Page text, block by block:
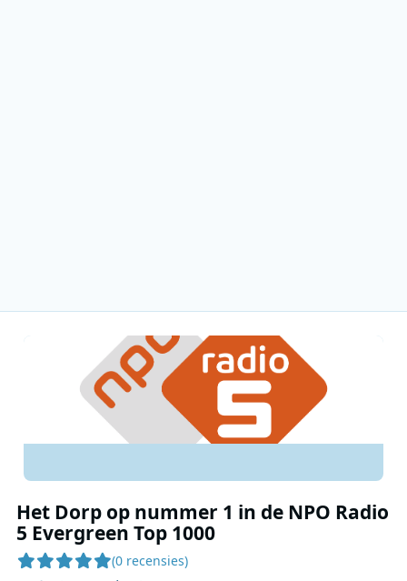
Het Dorp op nummer 1 in de NPO Radio
5 Evergreen Top 1000
(0 recensies)